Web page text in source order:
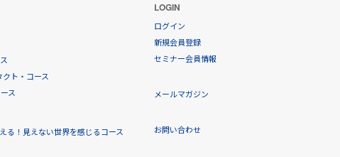
ト・コース
ス
る！見えない世界を感じるコース
LOGIN
ログイン
新規会員登録
セミナー会員情報
メールマガジン
お問い合わせ